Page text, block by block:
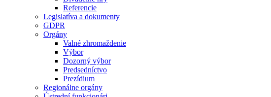
Referencie
Legislatíva a dokumenty
GDPR
Orgány
Valné zhromaždenie
Výbor
Dozorný výbor
Predsedníctvo
Prezídium
Regionálne orgány